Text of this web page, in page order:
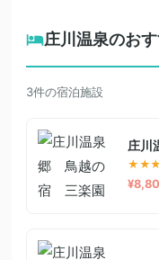
庄川温泉のお
3件の宿泊施設
庄川